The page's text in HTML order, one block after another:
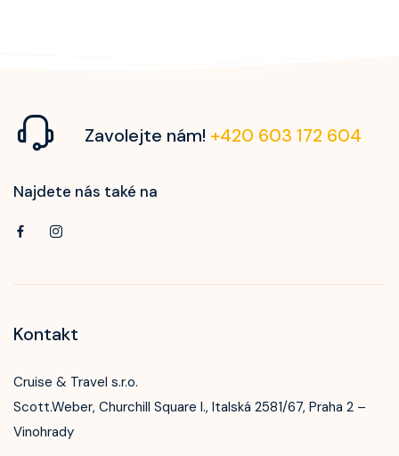
Zavolejte nám! +420 603 172 604
Najdete nás také na
Kontakt
Cruise & Travel s.r.o.
Scott.Weber, Churchill Square I., Italská 2581/67, Praha 2 –
Vinohrady